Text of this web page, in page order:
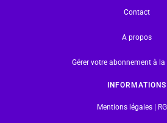
Contact
A propos
Gérer votre abonnement à
INFORMATIONS
Mentions légales |